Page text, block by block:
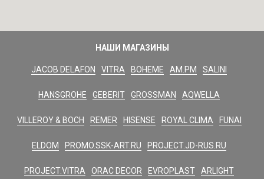
НАШИ МАГАЗИНЫ
JACOB DELAFON VITRA BOHEME AM.PM SALINI
HANSGROHE GEBERIT GROSSMAN AQWELLA
VILLEROY & BOCH REMER HISENSE ROYAL CLIMA FUNAI
ELDOM PROMO.SSK-ART.RU PROJECT.JD-RUS.RU
PROJECT.VITRA ORAC DECOR EVROPLAST ARLIGHT